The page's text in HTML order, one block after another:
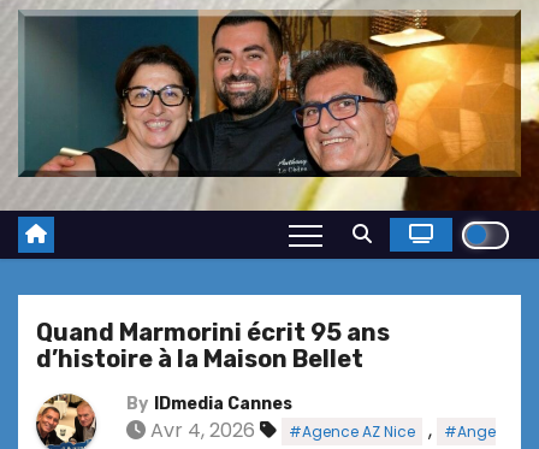
Quand Marmorini écrit 95 ans
d’histoire à la Maison Bellet
By IDmedia Cannes
Avr 4, 2026 #Agence AZ Nice ,
#Ange